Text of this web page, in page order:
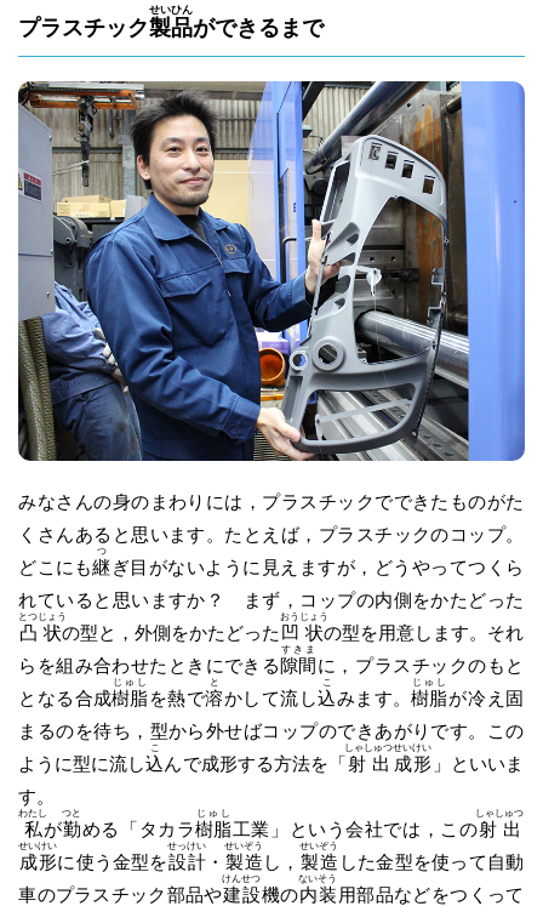
プラスチック製品
せいひん
ができるまで
みなさんの身のまわりには，プラスチックでできたものがた
くさんあると思います。たとえば，プラスチックのコップ。
どこにも継
つ
ぎ目がないように見えますが，どうやってつくら
れていると思いますか？ まず，コップの内側をかたどった
凸
とつ
状
じょう
の型と，外側をかたどった 凹
おう
状
じょう
の型を用意します。それ
らを組み合わせたときにできる隙間
すきま
に，プラスチックのもと
となる合成樹脂
じゅし
を熱で溶
と
かして流し込
こ
みます。樹脂
じゅし
が冷え固
まるのを待ち，型から外せばコップのできあがりです。この
ように型に流し込
こ
んで成形する方法を「射出
しゃしゅつ
成形
せいけい
」といいま
す。
私
わたし
が勤
つと
める「タカラ樹脂
じゅし
工業」という会社では，この射出
しゃしゅつ
成形
せいけい
に使う金型を設計
せっけい
・ 製造
せいぞう
し， 製造
せいぞう
した金型を使って自動
車のプラスチック部品や建設
けんせつ
機の内装
ないそう
用部品などをつくって